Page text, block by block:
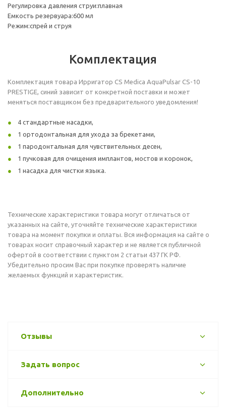
Регулировка давления струи:плавная
Емкость резервуара:600 мл
Режим:спрей и струя
Комплектация
Комплектация товара Ирригатор CS Medica AquaPulsar CS-10
PRESTIGE, синий зависит от конкретной поставки и может
меняться поставщиком без предварительного уведомления!
4 стандартные насадки,
1 ортодонтальная для ухода за брекетами,
1 пародонтальная для чувствительных десен,
1 пучковая для очищения имплантов, мостов и коронок,
1 насадка для чистки языка.
Технические характеристики товара могут отличаться от
указанных на сайте, уточняйте технические характеристики
товара на момент покупки и оплаты. Вся информация на сайте о
товарах носит справочный характер и не является публичной
офертой в соответствии с пунктом 2 статьи 437 ГК РФ.
Убедительно просим Вас при покупке проверять наличие
желаемых функций и характеристик.
Отзывы
Задать вопрос
Дополнительно